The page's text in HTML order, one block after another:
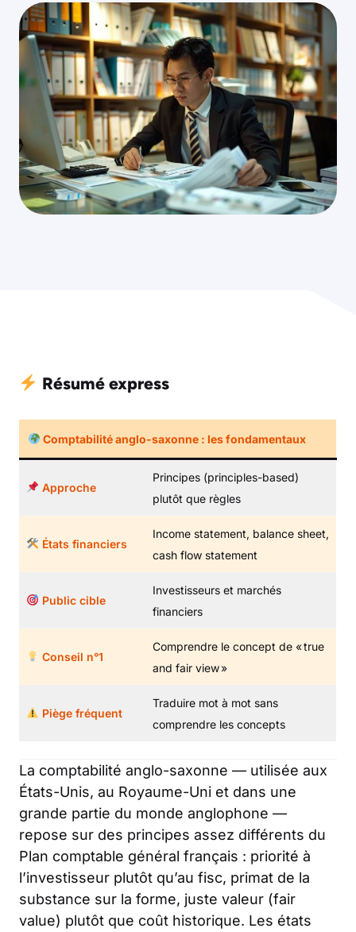
Résumé express
Comptabilité anglo-saxonne : les fondamentaux
Approche
Principes (principles-based)
plutôt que règles
États financiers
Income statement, balance sheet,
cash flow statement
Public cible
Investisseurs et marchés
financiers
Conseil n°1
Comprendre le concept de « true
and fair view »
Piège fréquent
Traduire mot à mot sans
comprendre les concepts
La comptabilité anglo-saxonne — utilisée aux
États-Unis, au Royaume-Uni et dans une
grande partie du monde anglophone —
repose sur des principes assez différents du
Plan comptable général français : priorité à
l’investisseur plutôt qu’au fisc, primat de la
substance sur la forme, juste valeur (fair
value) plutôt que coût historique. Les états